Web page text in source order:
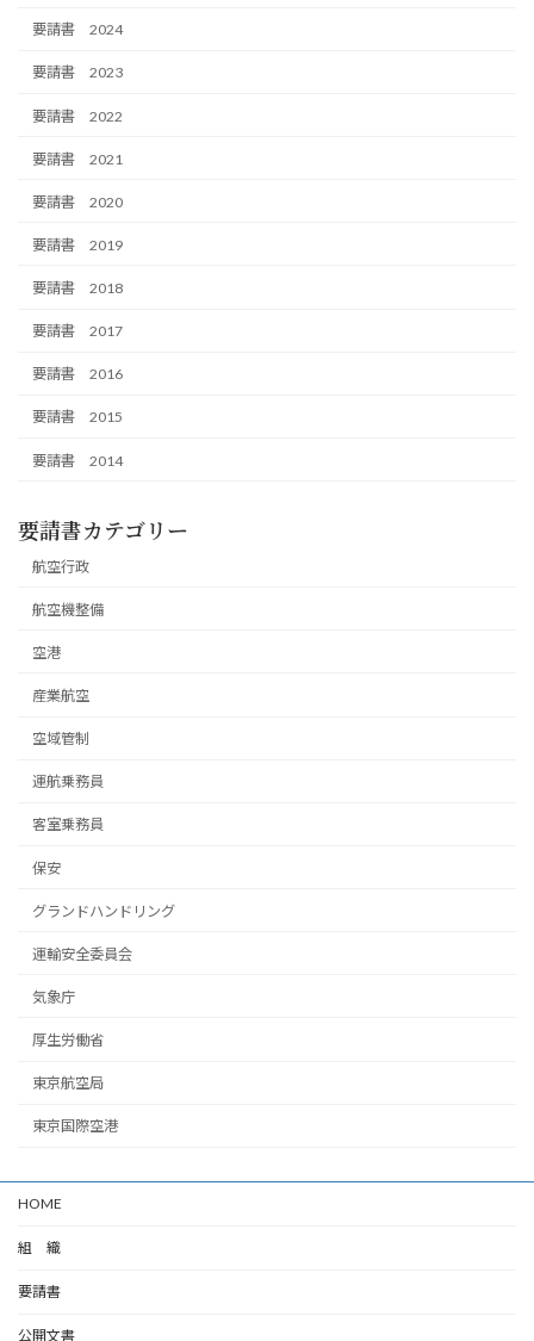
要請書 2024
要請書 2023
要請書 2022
要請書 2021
要請書 2020
要請書 2019
要請書 2018
要請書 2017
要請書 2016
要請書 2015
要請書 2014
要請書カテゴリー
航空行政
航空機整備
空港
産業航空
空域管制
運航乗務員
客室乗務員
保安
グランドハンドリング
運輸安全委員会
気象庁
厚生労働省
東京航空局
東京国際空港
HOME
組 織
要請書
公開文書